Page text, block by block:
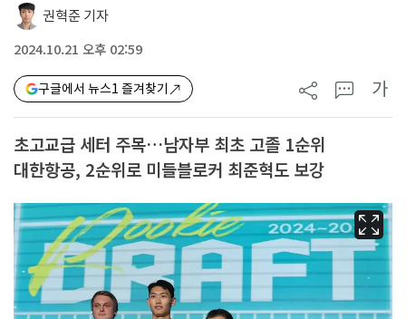
권혁준 기자
2024.10.21 오후 02:59
구글에서 뉴스1 즐겨찾기 가
초고교급 세터 주목…남자부 최초 고졸 1순위
대한항공, 2순위로 미들블로커 최준혁도 보강